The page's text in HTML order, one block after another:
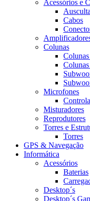
Acessórios e
Cabos
Colunas
Colunas
Microfones
Misturadores
Reprodutores
Torres e
Torres
GPS & Navegação
Informática
Acessórios
Baterias
Desktop´s
Desktop´s